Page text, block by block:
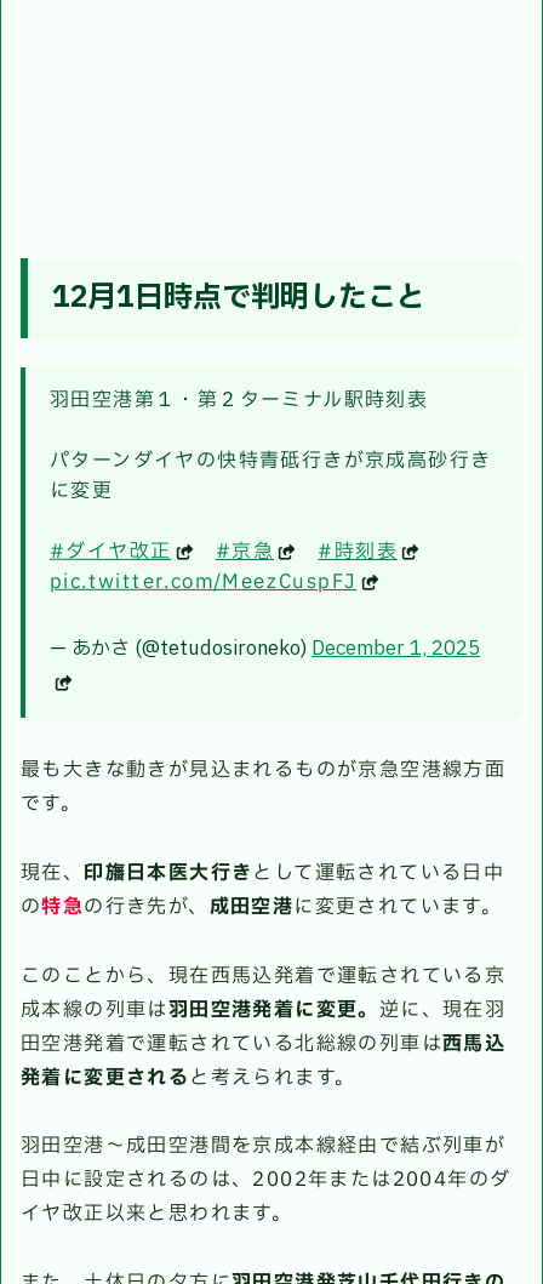
12月1日時点で判明したこと
羽田空港第１・第２ターミナル駅時刻表
パターンダイヤの快特青砥行きが京成高砂行き
に変更
#ダイヤ改正 #京急 #時刻表
pic.twitter.com/MeezCuspFJ
— あかさ (@tetudosironeko) December 1, 2025
最も大きな動きが見込まれるものが京急空港線方面
です。
現在、 印旛日本医大行きとして運転されている日中
の特急の行き先が、 成田空港に変更されています。
このことから、現在西馬込発着で運転されている京
成本線の列車は羽田空港発着に変更。 逆に、現在羽
田空港発着で運転されている北総線の列車は西馬込
発着に変更されると考えられます。
羽田空港〜成田空港間を京成本線経由で結ぶ列車が
日中に設定されるのは、2002年または2004年のダ
イヤ改正以来と思われます。